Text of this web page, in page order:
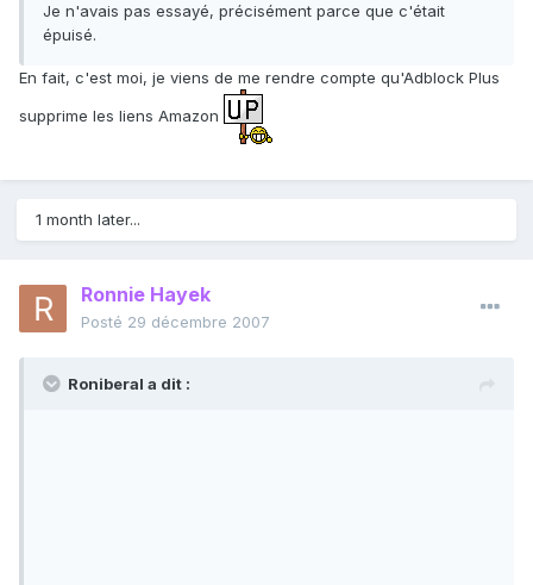
Je n'avais pas essayé, précisément parce que c'était
épuisé.
En fait, c'est moi, je viens de me rendre compte qu'Adblock Plus
supprime les liens Amazon
1 month later...
Ronnie Hayek
Posté 29 décembre 2007
Roniberal a dit :